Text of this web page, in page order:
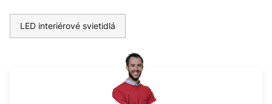
LED interiérové svietidlá